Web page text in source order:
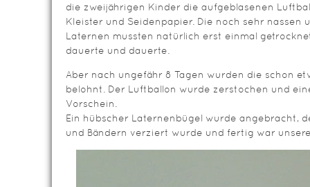
die zweijährigen Kinder die aufgeblasenen
Kleister und Seidenpapier. Die noch sehr nassen
Laternen mussten natürlich erst einmal
dauerte und dauerte.
Aber nach ungefähr 8 Tagen wurden die schon
belohnt. Der Luftballon wurde zerstochen und
Vorschein.
Ein hübscher Laternenbügel wurde angebracht,
und Bändern verziert wurde und fertig war